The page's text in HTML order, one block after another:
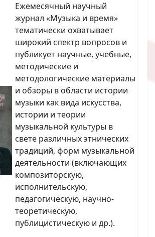
Ежемесячный научный
журнал «Музыка и время»
тематически охватывает
широкий спектр вопросов и
публикует научные, учебные,
методические и
методологические материалы
и обзоры в области истории
музыки как вида искусства,
истории и теории
музыкальной культуры в
свете различных этнических
традиций, форм музыкальной
деятельности (включающих
композиторскую,
исполнительскую,
педагогическую, научно-
теоретическую,
публицистическую и др.).